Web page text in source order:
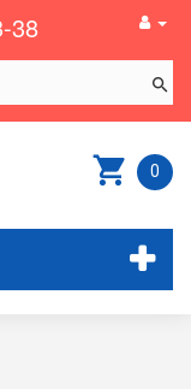
38
0